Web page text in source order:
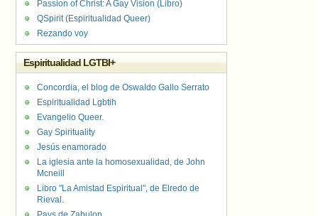
Passion of Christ: A Gay Vision (Libro)
QSpirit (Espiritualidad Queer)
Rezando voy
Espiritualidad LGTBI+
Concordia, el blog de Oswaldo Gallo Serrato
Espiritualidad Lgbtih
Evangelio Queer.
Gay Spirituality
Jesús enamorado
La iglesia ante la homosexualidad, de John
Mcneill
Libro "La Amistad Espiritual", de Elredo de
Rieval.